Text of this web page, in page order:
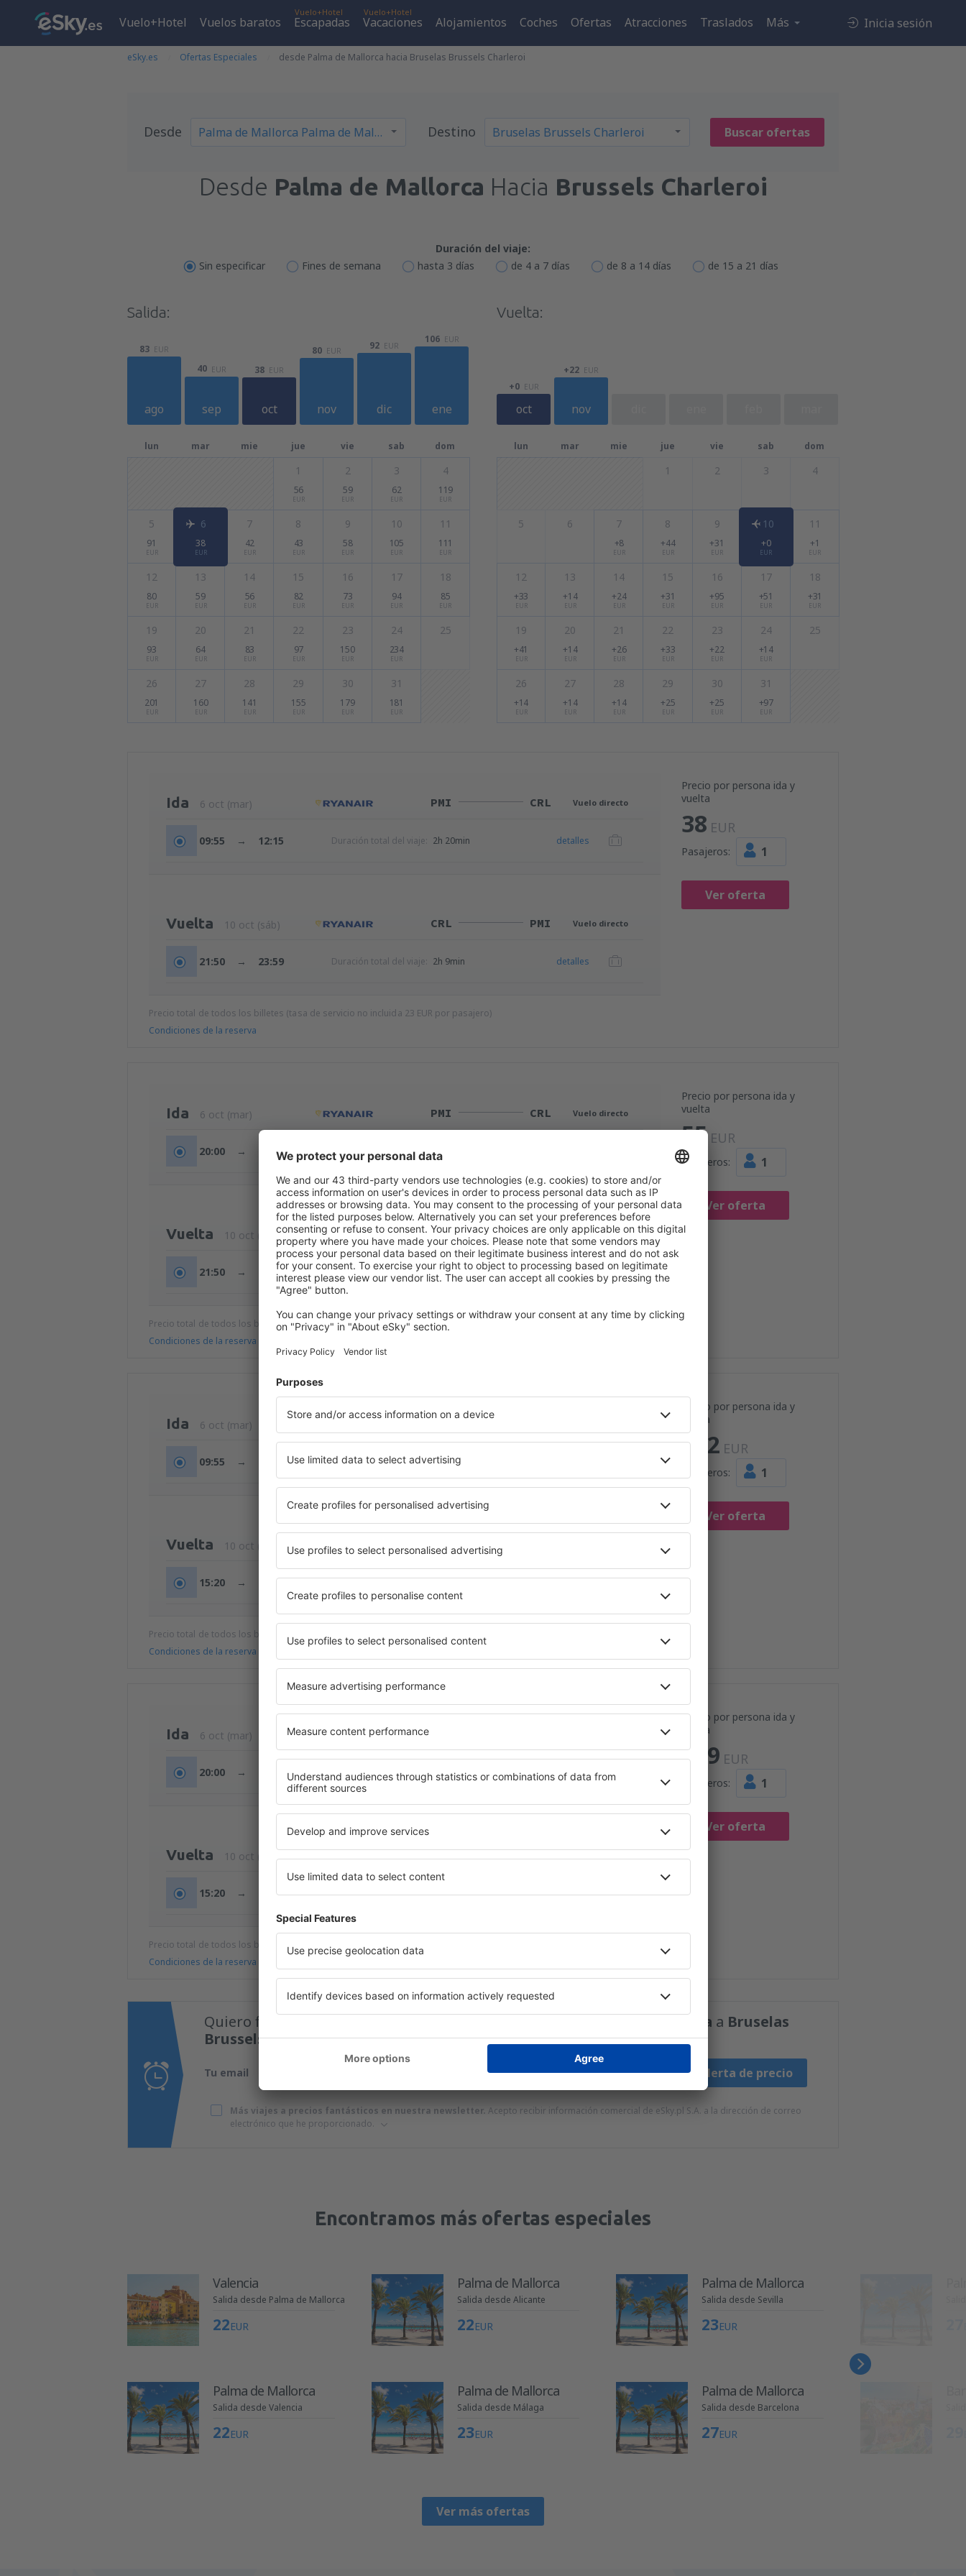
Vuelo+Hotel Vuelos baratos
Vuelo+Hotel
Escapadas
Vuelo+Hotel
Vacaciones Alojamientos Coches Ofertas Atracciones Traslados Más Inicia sesión
eSky.es Ofertas Especiales desde Palma de Mallorca hacia Bruselas Brussels Charleroi
Desde Destino Buscar ofertas
Desde Palma de Mallorca Hacia Brussels Charleroi
Duración del viaje:
Sin especificar
Fines de semana hasta 3 días de 4 a 7 días de 8 a 14 días de 15 a 21 días
Salida:
ago
83 EUR
sep
40 EUR
oct
38 EUR
nov
80 EUR
dic
92 EUR
ene
106 EUR
lun mar mie jue vie sab dom
1
56
EUR
2
59
EUR
3
62
EUR
4
119
EUR
5
91
EUR
6
38
EUR
7
42
EUR
8
43
EUR
9
58
EUR
10
105
EUR
11
111
EUR
12
80
EUR
13
59
EUR
14
56
EUR
15
82
EUR
16
73
EUR
17
94
EUR
18
85
EUR
19
93
EUR
20
64
EUR
21
83
EUR
22
97
EUR
23
150
EUR
24
234
EUR
25
26
201
EUR
27
160
EUR
28
141
EUR
29
155
EUR
30
179
EUR
31
181
EUR
Vuelta:
oct
+0 EUR
nov
+22 EUR
lun mar mie jue vie sab dom
1 2 3 4
5 6 7
+8
EUR
8
+44
EUR
9
+31
EUR
10
+0
EUR
11
+1
EUR
12
+33
EUR
13
+14
EUR
14
+24
EUR
15
+31
EUR
16
+95
EUR
17
+51
EUR
18
+31
EUR
19
+41
EUR
20
+14
EUR
21
+26
EUR
22
+33
EUR
23
+22
EUR
24
+14
EUR
25
26
+14
EUR
27
+14
EUR
28
+14
EUR
29
+25
EUR
30
+25
EUR
31
+97
EUR
Precio por persona ida y
vuelta
38 EUR
Pasajeros: 1
Ver oferta
Ida 6 oct (mar) PMI CRL Vuelo directo
09:55 → 12:15 Duración total del viaje: 2h 20min detalles
Vuelta 10 oct (sáb) CRL PMI Vuelo directo
21:50 → 23:59 Duración total del viaje: 2h 9min detalles
Precio total de todos los billetes (tasa de servicio no incluida 23 EUR por pasajero)
Condiciones de la reserva
Precio por persona ida y
vuelta
55 EUR
Pasajeros: 1
Ver oferta
Ida 6 oct (mar) PMI CRL Vuelo directo
20:00 → 22:20 Duración total del viaje: 2h 20min
Vuelta 10 oct (sáb) CRL PMI Vuelo directo
21:50 → 23:59 Duración total del viaje: 2h 9min detalles
Precio total de todos los billetes (tasa de servicio no incluida25EURpor pasajero)
Condiciones de la reserva
Precio por persona ida y
vuelta
102 EUR
Pasajeros: 1
Ver oferta
Ida 6 oct (mar)
09:55 → Duración total del viaje: 2h 20min
Vuelta 10 oct (sáb) CRL
15:20 → 17:30 Duración total del viaje: 2h 10min detalles
Precio total de todos los billetes (tasa de servicio no incluida EUR
por pasajero)
Condiciones de la reserva
Precio por persona ida y
vuelta
119 EUR
Pasajeros: 1
Ver oferta
Ida 6 oct (mar)
20:00 → Duración total del viaje: 2h 20min detalles
Vuelta 10 oct (sáb) CRL PMI
15:20 → 17:30 Duración total del viaje: 2h 10min detalles
Precio total de todos los billetes (tasa de servicio no incluida 33 EUR
Condiciones de la reserva
Quiero fijar una alerta de precio para los vuelos desde Palma de Mallorca a Bruselas
Brussels Charleroi!
Tu email Precio máximo EUR Fijar alerta de precio
Más viajes a precios fantásticos en nuestra newsletter. Acepto recibir información comercial de eSky.pl S.A. a la dirección de correo
electrónico que he proporcionado.
Encontramos más ofertas especiales
Valencia
Salida desde Palma de Mallorca
22EUR
Palma de Mallorca
Salida desde Valencia
22EUR
Palma de Mallorca
Salida desde Alicante
22EUR
Palma de Mallorca
Salida desde Málaga
23EUR
Palma de Mallorca
Salida desde Sevilla
23EUR
Palma de Mallorca
Salida desde Barcelona
27EUR
Ver más ofertas